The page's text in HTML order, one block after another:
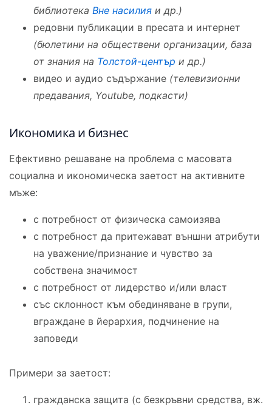
библиотека Вне насилия и др.)
редовни публикации в пресата и интернет
(бюлетини на обществени организации, база
от знания на Толстой-център и др.)
видео и аудио съдържание (телевизионни
предавания, Youtube, подкасти)
Икономика и бизнес
Ефективно решаване на проблема с масовата
социална и икономическа заетост на активните
мъже:
с потребност от физическа самоизява
с потребност да притежават външни атрибути
на уважение/признание и чувство за
собствена значимост
с потребност от лидерство и/или власт
със склонност към обединяване в групи,
вграждане в йерархия, подчинение на
заповеди
Примери за заетост:
гражданска защита (с безкръвни средства, вж.